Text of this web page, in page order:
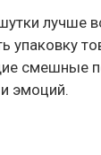
лучше
упаковку
смешные
эмоций.